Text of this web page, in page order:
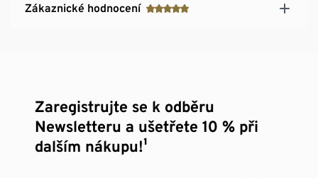
Zákaznické hodnocení
Zaregistrujte se k odběru
Newsletteru a ušetřete 10 % při
dalším nákupu!¹